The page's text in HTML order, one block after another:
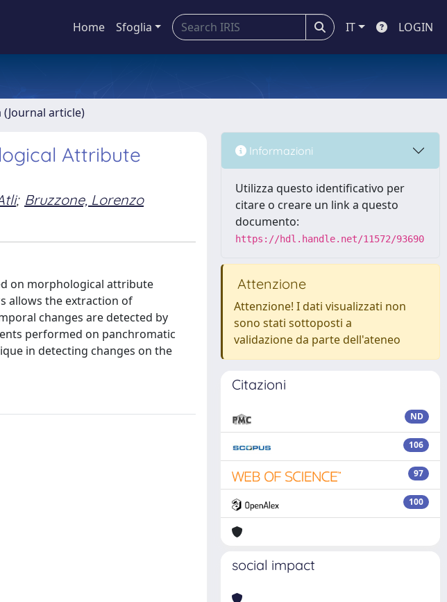
Home Sfoglia IT LOGIN
article)
Attribute
; Bruzzone, Lorenzo
on morphological attribute
allows the extraction of
changes are detected by
performed on panchromatic
in detecting changes on the
Informazioni
Utilizza questo identificativo per
citare o creare un link a questo
documento:
https://hdl.handle.net/11572/93690
Attenzione
Attenzione! I dati visualizzati non
sono stati sottoposti a
validazione da parte dell'ateneo
Citazioni
ND
106
97
100
social impact